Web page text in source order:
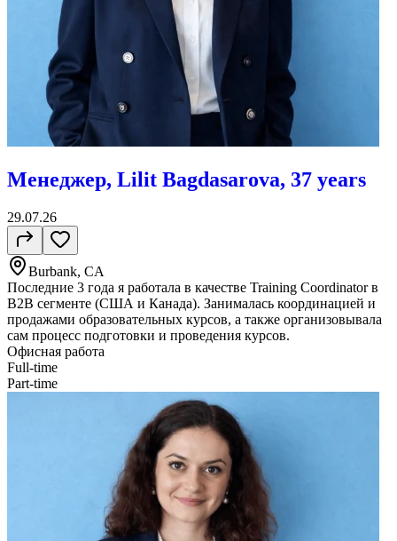
Менеджер, Lilit Bagdasarova, 37 years
29.07.26
Burbank, CA
Последние 3 года я работала в качестве Training Coordinator в
B2B сегменте (США и Канада). Занималась координацией и
продажами образовательных курсов, а также организовывала
сам процесс подготовки и проведения курсов.
Офисная работа
Full-time
Part-time